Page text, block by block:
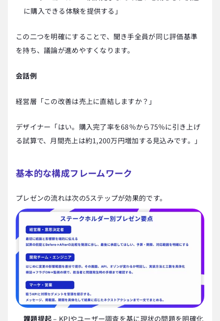
に購入できる体験を提供する」
この二つを明確にすることで、聞き手全員が同じ評価基準
を持ち、議論が進めやすくなります。
会話例
経営層「この改善は売上に直結しますか？」
デザイナー「はい。購入完了率を68％から75％に引き上げ
る試算で、月間売上は約1,200万円増加する見込みです。」
基本的な構成フレームワーク
プレゼンの流れは次の5ステップが効果的です。
課題提起 – KPIやユーザー調査を基に現状の問題を明確化